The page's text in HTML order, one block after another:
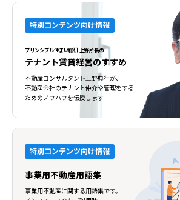
特別コンテンツ向け情報
プリンシプル住まい総研 上野所長の
テナント賃貸経営のすすめ
不動産コンサルタント上野典行が、
不動産会社のテナント仲介や管理をする
ためのノウハウを伝授します
特別コンテンツ向け情報
事業用不動産用語集
事業用不動産に関する用語集です。